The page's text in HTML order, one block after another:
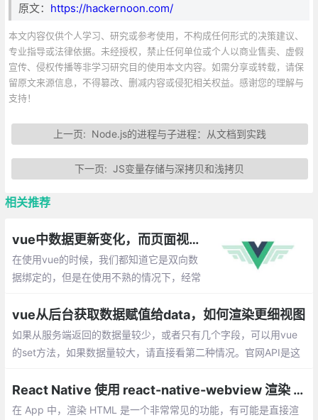
原文： https://hackernoon.com/
本文内容仅供个人学习、研究或参考使用，不构成任何形式的决策建议、
专业指导或法律依据。未经授权，禁止任何单位或个人以商业售卖、虚假
宣传、侵权传播等非学习研究目的使用本文内容。如需分享或转载，请保
留原文来源信息，不得篡改、删减内容或侵犯相关权益。感谢您的理解与
支持！
上一页: Node.js的进程与子进程：从文档到实践
下一页:JS变量存储与深拷贝和浅拷贝
相关推荐
vue中数据更新变化，而页面视图未渲染的解决方案
在使用vue的时候，我们都知道它是双向数
据绑定的，但是在使用不熟的情况下，经常
触发页面渲染。下面就整理一些出现这种情
况的场景以及解决办法。
vue从后台获取数据赋值给data，如何渲染更细视图
如果从服务端返回的数据量较少，或者只有几个字段，可以用vue
的set方法，如果数据量较大，请直接看第二种情况。官网API是这
React Native 使用 react-native-webview 渲染 HTML
在 App 中，渲染 HTML 是一个非常常见的功能，有可能是直接渲